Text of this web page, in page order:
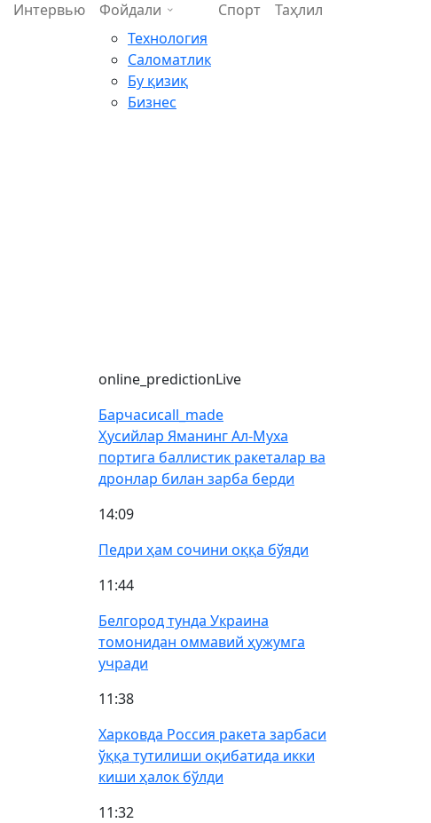
Интервью
Фойдали
Технология
Саломатлик
Бу қизиқ
Бизнес
Спорт Таҳлил
online_predictionLive
Барчасиcall_made
Ҳусийлар Яманинг Ал-Муха
портига баллистик ракеталар ва
дронлар билан зарба берди
14:09
Педри ҳам сочини оққа бўяди
11:44
Белгород тунда Украина
томонидан оммавий ҳужумга
учради
11:38
Харковда Россия ракета зарбаси
ўққа тутилиши оқибатида икки
киши ҳалок бўлди
11:32